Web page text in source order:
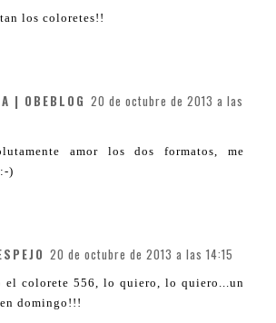
los coloretes!!
| OBEBLOG 20 de octubre de 2013 a las
amor los dos formatos, me
)
20 de octubre de 2013 a las 14:15
el colorete 556, lo quiero, lo quiero...un
domingo!!!